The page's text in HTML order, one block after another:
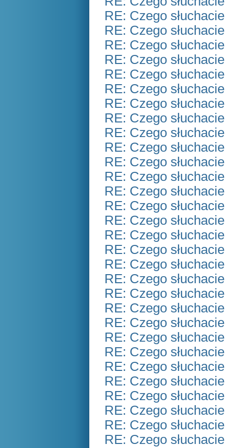
RE: Czego
RE: Czego
RE: Czego
RE: Czego
RE: Czego
RE: Czego
RE: Czego
RE: Czego
RE: Czego
RE: Czego
RE: Czego
RE: Czego
RE: Czego
RE: Czego
RE: Czego
RE: Czego
RE: Czego
RE: Czego
RE: Czego
RE: Czego
RE: Czego
RE: Czego
RE: Czego
RE: Czego
RE: Czego
RE: Czego
RE: Czego
RE: Czego
RE: Czego
RE: Czego